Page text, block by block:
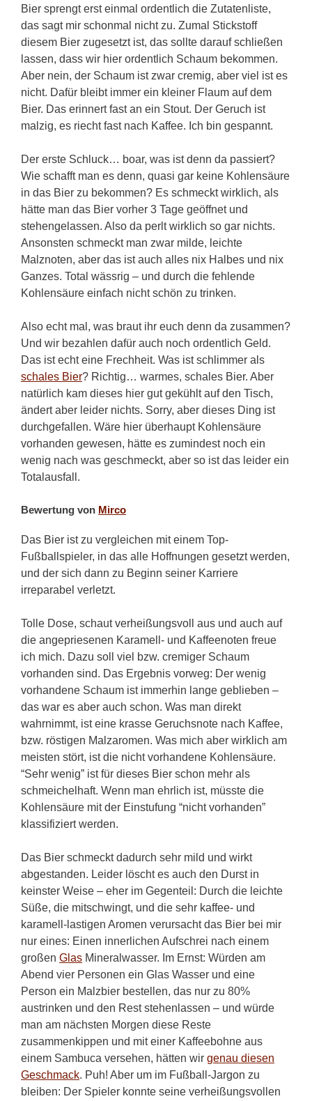
Bier sprengt erst einmal ordentlich die Zutatenliste,
das sagt mir schonmal nicht zu. Zumal Stickstoff
diesem Bier zugesetzt ist, das sollte darauf schließen
lassen, dass wir hier ordentlich Schaum bekommen.
Aber nein, der Schaum ist zwar cremig, aber viel ist es
nicht. Dafür bleibt immer ein kleiner Flaum auf dem
Bier. Das erinnert fast an ein Stout. Der Geruch ist
malzig, es riecht fast nach Kaffee. Ich bin gespannt.
Der erste Schluck… boar, was ist denn da passiert?
Wie schafft man es denn, quasi gar keine Kohlensäure
in das Bier zu bekommen? Es schmeckt wirklich, als
hätte man das Bier vorher 3 Tage geöffnet und
stehengelassen. Also da perlt wirklich so gar nichts.
Ansonsten schmeckt man zwar milde, leichte
Malznoten, aber das ist auch alles nix Halbes und nix
Ganzes. Total wässrig – und durch die fehlende
Kohlensäure einfach nicht schön zu trinken.
Also echt mal, was braut ihr euch denn da zusammen?
Und wir bezahlen dafür auch noch ordentlich Geld.
Das ist echt eine Frechheit. Was ist schlimmer als
schales Bier? Richtig… warmes, schales Bier. Aber
natürlich kam dieses hier gut gekühlt auf den Tisch,
ändert aber leider nichts. Sorry, aber dieses Ding ist
durchgefallen. Wäre hier überhaupt Kohlensäure
vorhanden gewesen, hätte es zumindest noch ein
wenig nach was geschmeckt, aber so ist das leider ein
Totalausfall.
Bewertung von Mirco
Das Bier ist zu vergleichen mit einem Top-
Fußballspieler, in das alle Hoffnungen gesetzt werden,
und der sich dann zu Beginn seiner Karriere
irreparabel verletzt.
Tolle Dose, schaut verheißungsvoll aus und auch auf
die angepriesenen Karamell- und Kaffeenoten freue
ich mich. Dazu soll viel bzw. cremiger Schaum
vorhanden sind. Das Ergebnis vorweg: Der wenig
vorhandene Schaum ist immerhin lange geblieben –
das war es aber auch schon. Was man direkt
wahrnimmt, ist eine krasse Geruchsnote nach Kaffee,
bzw. röstigen Malzaromen. Was mich aber wirklich am
meisten stört, ist die nicht vorhandene Kohlensäure.
“Sehr wenig” ist für dieses Bier schon mehr als
schmeichelhaft. Wenn man ehrlich ist, müsste die
Kohlensäure mit der Einstufung “nicht vorhanden”
klassifiziert werden.
Das Bier schmeckt dadurch sehr mild und wirkt
abgestanden. Leider löscht es auch den Durst in
keinster Weise – eher im Gegenteil: Durch die leichte
Süße, die mitschwingt, und die sehr kaffee- und
karamell-lastigen Aromen verursacht das Bier bei mir
nur eines: Einen innerlichen Aufschrei nach einem
großen Glas Mineralwasser. Im Ernst: Würden am
Abend vier Personen ein Glas Wasser und eine
Person ein Malzbier bestellen, das nur zu 80%
austrinken und den Rest stehenlassen – und würde
man am nächsten Morgen diese Reste
zusammenkippen und mit einer Kaffeebohne aus
einem Sambuca versehen, hätten wir genau diesen
Geschmack. Puh! Aber um im Fußball-Jargon zu
bleiben: Der Spieler konnte seine verheißungsvollen